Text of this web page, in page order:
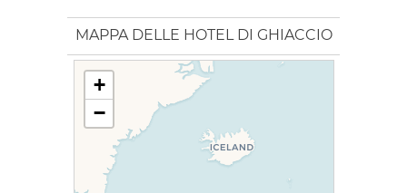
MAPPA DELLE HOTEL DI GHIACCIO
+
−